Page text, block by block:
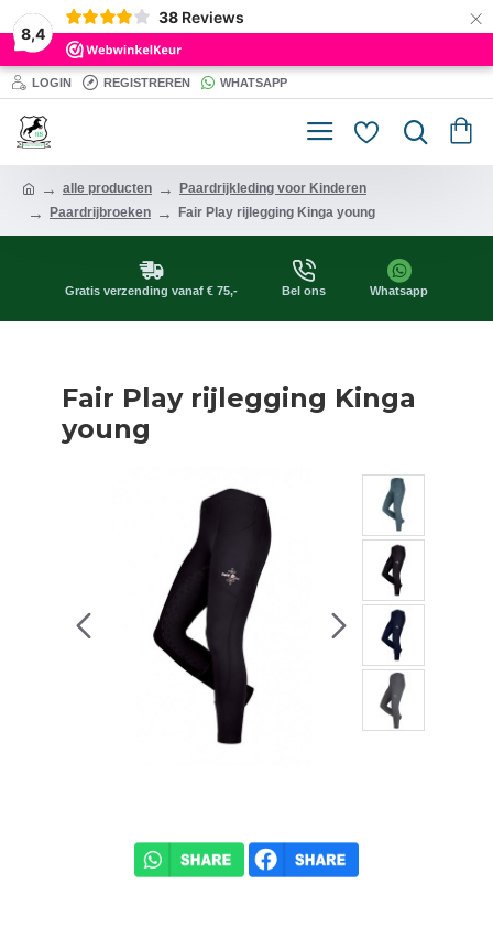
8,4
38 Reviews ×
LOGIN REGISTREREN WHATSAPP
alle producten
Paardrijkleding voor Kinderen
Paardrijbroeken
Fair Play rijlegging Kinga young
Gratis verzending vanaf € 75,- Bel ons Whatsapp
Fair Play rijlegging Kinga
young